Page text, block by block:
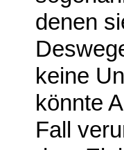
denen
keine
könnte
Fall